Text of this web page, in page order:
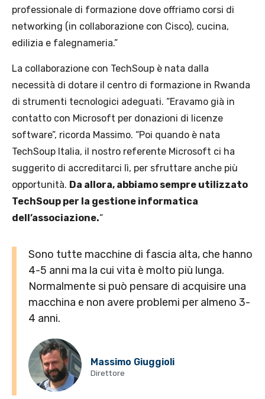
professionale di formazione dove offriamo corsi di
networking (in collaborazione con Cisco), cucina,
edilizia e falegnameria.”
La collaborazione con TechSoup è nata dalla
necessità di dotare il centro di formazione in Rwanda
di strumenti tecnologici adeguati. “Eravamo già in
contatto con Microsoft per donazioni di licenze
software”, ricorda Massimo. “Poi quando è nata
TechSoup Italia, il nostro referente Microsoft ci ha
suggerito di accreditarci lì, per sfruttare anche più
opportunità. Da allora, abbiamo sempre utilizzato
TechSoup per la gestione informatica
dell’associazione.“
Sono tutte macchine di fascia alta, che hanno
4-5 anni ma la cui vita è molto più lunga.
Normalmente si può pensare di acquisire una
macchina e non avere problemi per almeno 3-
4 anni.
Massimo Giuggioli
Direttore